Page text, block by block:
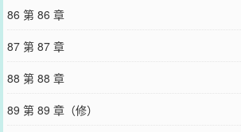
86 第 86 章
87 第 87 章
88 第 88 章
89 第 89 章（修）